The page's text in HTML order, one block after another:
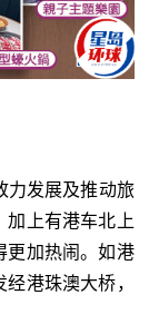
力发展及推动旅
加上有港车北上
更加热闹。如港
港珠澳大桥，